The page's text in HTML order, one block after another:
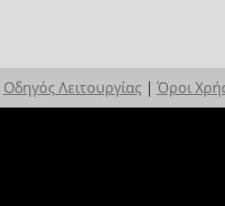
Οδηγός Λειτουργίας | Όροι